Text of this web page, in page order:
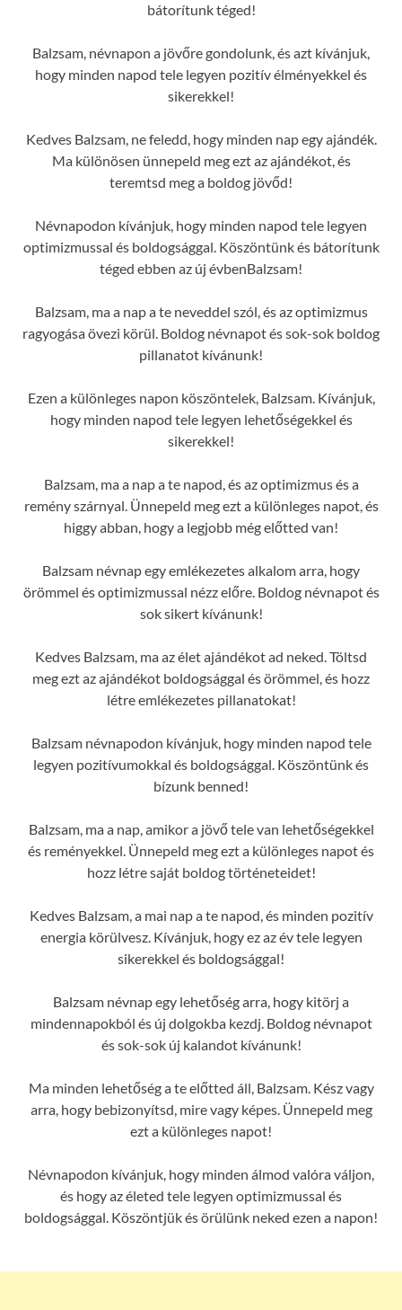
bátorítunk téged!
Balzsam, névnapon a jövőre gondolunk, és azt kívánjuk,
hogy minden napod tele legyen pozitív élményekkel és
sikerekkel!
Kedves Balzsam, ne feledd, hogy minden nap egy ajándék.
Ma különösen ünnepeld meg ezt az ajándékot, és
teremtsd meg a boldog jövőd!
Névnapodon kívánjuk, hogy minden napod tele legyen
optimizmussal és boldogsággal. Köszöntünk és bátorítunk
téged ebben az új évbenBalzsam!
Balzsam, ma a nap a te neveddel szól, és az optimizmus
ragyogása övezi körül. Boldog névnapot és sok-sok boldog
pillanatot kívánunk!
Ezen a különleges napon köszöntelek, Balzsam. Kívánjuk,
hogy minden napod tele legyen lehetőségekkel és
sikerekkel!
Balzsam, ma a nap a te napod, és az optimizmus és a
remény szárnyal. Ünnepeld meg ezt a különleges napot, és
higgy abban, hogy a legjobb még előtted van!
Balzsam névnap egy emlékezetes alkalom arra, hogy
örömmel és optimizmussal nézz előre. Boldog névnapot és
sok sikert kívánunk!
Kedves Balzsam, ma az élet ajándékot ad neked. Töltsd
meg ezt az ajándékot boldogsággal és örömmel, és hozz
létre emlékezetes pillanatokat!
Balzsam névnapodon kívánjuk, hogy minden napod tele
legyen pozitívumokkal és boldogsággal. Köszöntünk és
bízunk benned!
Balzsam, ma a nap, amikor a jövő tele van lehetőségekkel
és reményekkel. Ünnepeld meg ezt a különleges napot és
hozz létre saját boldog történeteidet!
Kedves Balzsam, a mai nap a te napod, és minden pozitív
energia körülvesz. Kívánjuk, hogy ez az év tele legyen
sikerekkel és boldogsággal!
Balzsam névnap egy lehetőség arra, hogy kitörj a
mindennapokból és új dolgokba kezdj. Boldog névnapot
és sok-sok új kalandot kívánunk!
Ma minden lehetőség a te előtted áll, Balzsam. Kész vagy
arra, hogy bebizonyítsd, mire vagy képes. Ünnepeld meg
ezt a különleges napot!
Névnapodon kívánjuk, hogy minden álmod valóra váljon,
és hogy az életed tele legyen optimizmussal és
boldogsággal. Köszöntjük és örülünk neked ezen a napon!